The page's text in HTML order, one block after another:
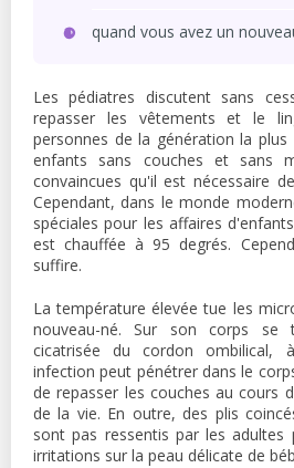
quand vous avez un
Les pédiatres discutent sans
repasser les vêtements et le
personnes de la génération la
enfants sans couches et sans
convaincues qu'il est nécessaire
Cependant, dans le monde
spéciales pour les affaires
est chauffée à 95 degrés.
suffire.
La température élevée tue les
nouveau-né. Sur son corps se
cicatrisée du cordon ombilical,
infection peut pénétrer dans le
de repasser les couches au cours
de la vie. En outre, des plis
sont pas ressentis par les adultes
irritations sur la peau délicate de